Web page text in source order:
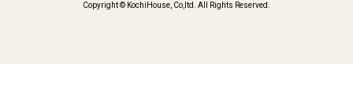
Copyright © KochiHouse, Co,ltd. All Rights Reserved.